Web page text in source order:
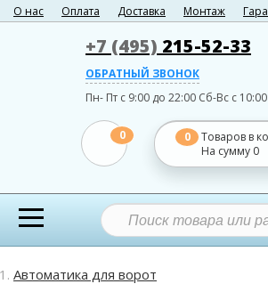
О нас Оплата Доставка Монтаж
+7 (495) 215-52-33
ОБРАТНЫЙ ЗВОНОК
Пн- Пт с 9:00 до 22:00 Сб-Вс с
0 0
Товаров в
На сумму 0
Автоматика для ворот